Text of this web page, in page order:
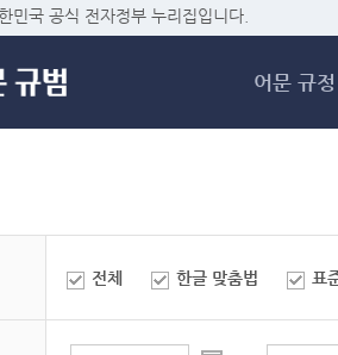
민국 공식 전자정부 누리집입니다.
어문 규정
전체 한글 맞춤법 표